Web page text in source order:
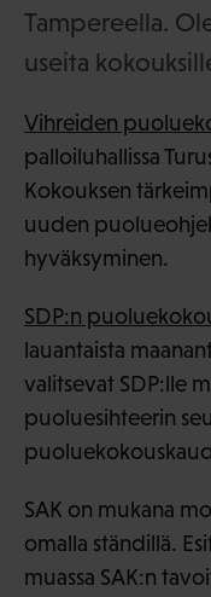
Tampereella.
useita
Vihreiden
palloiluhallissa
Kokouksen
uuden
hyväksyminen.
SDP:n
lauantaista
valitsevat SDP:lle
puoluesihteerin
SAK on mukana
omalla ständillä.
muassa SAK:n